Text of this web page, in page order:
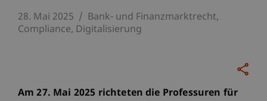
28. Mai 2025
Bank- und Finanzmarktrecht
Compliance Digitalisierung
Am 27. Mai 2025 richteten die Professuren für